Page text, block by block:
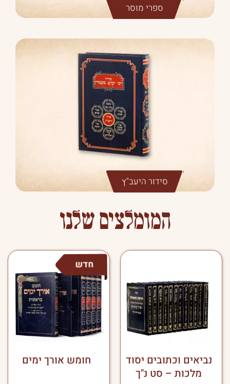
ספרי מוסר
סידור היעב"ץ
המומלצים שלנו
נביאים וכתובים יסוד
מלכות – סט נ"ך
חומש אורך ימים